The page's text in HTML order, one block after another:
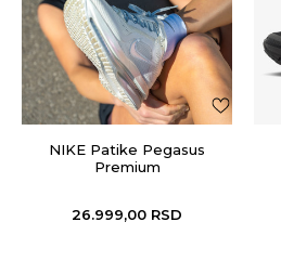
NIKE Patike Pegasus
Premium
26.999,00 RSD